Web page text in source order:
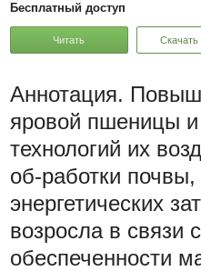
Бесплатный доступ
Читать Скачать
яровой пшеницы и
технологий их
об-работки
энергетических
возросла в связи
обеспеченности